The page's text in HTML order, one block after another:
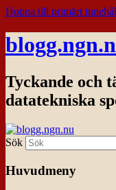
Hoppa till primärt
Tyckande och
datatekniska
Sök
Huvudmeny